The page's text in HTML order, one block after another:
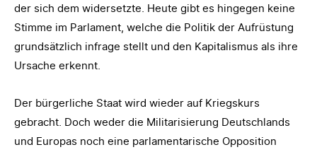
der sich dem widersetzte. Heute gibt es hingegen keine
Stimme im Parlament, welche die Politik der Aufrüstung
grundsätzlich infrage stellt und den Kapitalismus als ihre
Ursache erkennt.
Der bürgerliche Staat wird wieder auf Kriegskurs
gebracht. Doch weder die Militarisierung Deutschlands
und Europas noch eine parlamentarische Opposition